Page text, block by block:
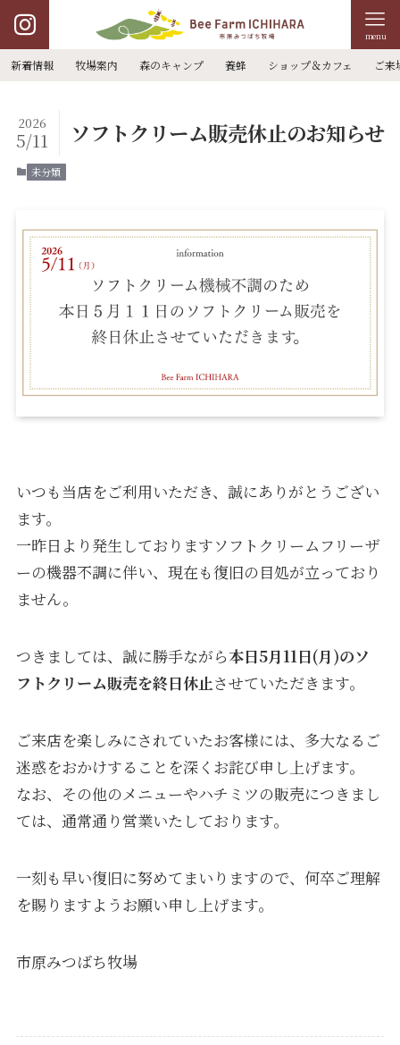
menu
新着情報 牧場案内 森のキャンプ 養蜂 ショップ＆カフェ ご来
ソフトクリーム販売休止のお知らせ
2026
5/11
未分類
いつも当店をご利用いただき、誠にありがとうござい
ます。
一昨日より発生しておりますソフトクリームフリーザ
ーの機器不調に伴い、現在も復旧の目処が立っており
ません。
つきましては、誠に勝手ながら本日5月11日(月)のソ
フトクリーム販売を終日休止させていただきます。
ご来店を楽しみにされていたお客様には、多大なるご
迷惑をおかけすることを深くお詫び申し上げます。
なお、その他のメニューやハチミツの販売につきまし
ては、通常通り営業いたしております。
一刻も早い復旧に努めてまいりますので、何卒ご理解
を賜りますようお願い申し上げます。
市原みつばち牧場